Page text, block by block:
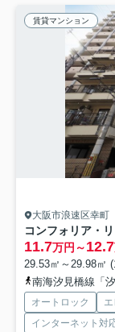
賃貸マンション
大阪市浪速区幸町
コンフォリア・
11.7万円～12.7
29.53㎡～29.98㎡
南海汐見橋線「
オートロック
インターネット対